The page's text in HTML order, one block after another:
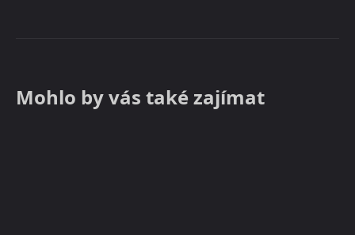
Mohlo by vás také zajímat